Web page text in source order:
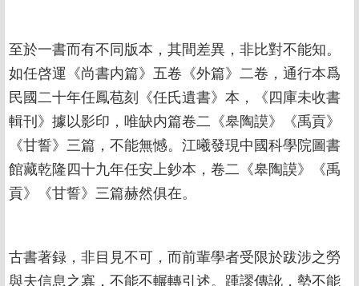
至於一書而有不同版本，其間差異，非比對不能知。
如任啓運《尚書内篇》五卷《外篇》二卷，通行本爲
民國二十年任鳳苞刻《任氏遺書》本，《四庫未收書
輯刊》據以影印，唯缺内篇卷二《皋陶謨》《禹貢》
《甘誓》三篇，不能無憾。江曦發現中國科學院圖書
館藏乾隆四十九年任安上鈔本，卷二《皋陶謨》《禹
貢》《甘誓》三篇赫然俱在。
古書著録，非目見不可，而前輩學者受限於跋涉之勞
與夫信息之寡，不能不輾轉引述。踵謬傳訛，勢不能